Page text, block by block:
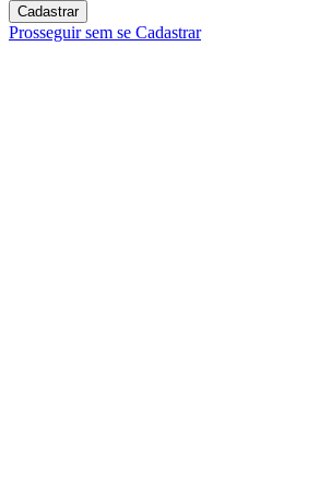
Cadastrar
Prosseguir sem se Cadastrar